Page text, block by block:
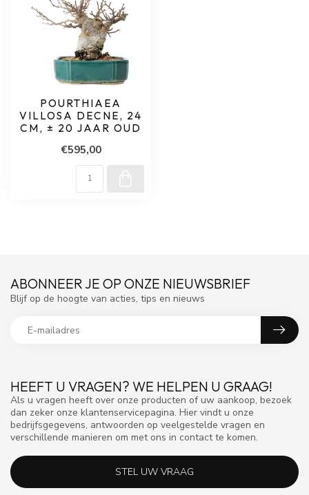
POURTHIAEA
VILLOSA DECNE, 24
CM, ± 20 JAAR OUD
€595,00
HEEFT U VRAGEN? WE HELPEN U GRAAG!
Als u vragen heeft over onze producten of uw aankoop, bezoek
dan zeker onze klantenservicepagina. Hier vindt u onze
bedrijfsgegevens, antwoorden op veelgestelde vragen en
verschillende manieren om met ons in contact te komen.
STEL UW VRAAG
ABONNEER JE OP ONZE NIEUWSBRIEF
Blijf op de hoogte van acties, tips en nieuws